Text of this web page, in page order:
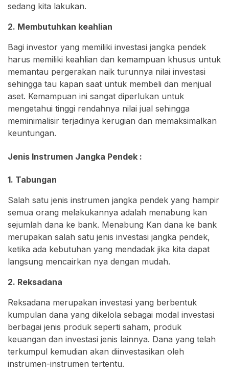
sedang kita lakukan.
2. Membutuhkan keahlian
Bagi investor yang memiliki investasi jangka pendek
harus memiliki keahlian dan kemampuan khusus untuk
memantau pergerakan naik turunnya nilai investasi
sehingga tau kapan saat untuk membeli dan menjual
aset. Kemampuan ini sangat diperlukan untuk
mengetahui tinggi rendahnya nilai jual sehingga
meminimalisir terjadinya kerugian dan memaksimalkan
keuntungan.
Jenis Instrumen Jangka Pendek :
1. Tabungan
Salah satu jenis instrumen jangka pendek yang hampir
semua orang melakukannya adalah menabung kan
sejumlah dana ke bank. Menabung Kan dana ke bank
merupakan salah satu jenis investasi jangka pendek,
ketika ada kebutuhan yang mendadak jika kita dapat
langsung mencairkan nya dengan mudah.
2. Reksadana
Reksadana merupakan investasi yang berbentuk
kumpulan dana yang dikelola sebagai modal investasi
berbagai jenis produk seperti saham, produk
keuangan dan investasi jenis lainnya. Dana yang telah
terkumpul kemudian akan diinvestasikan oleh
instrumen-instrumen tertentu.